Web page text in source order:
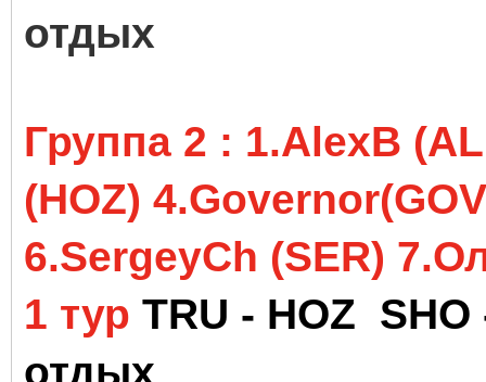
отдых
Группа 2 : 1.AlexB
(HOZ) 4
6.SergeyCh (SER)
1 тур TRU - HOZ
отдых